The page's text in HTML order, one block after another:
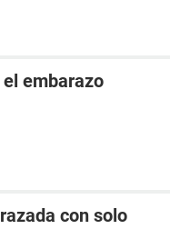
embarazo
con solo